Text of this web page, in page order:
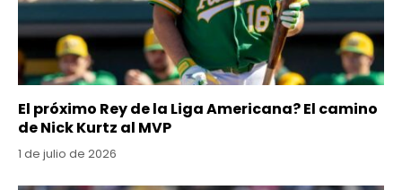
El próximo Rey de la Liga Americana? El camino
de Nick Kurtz al MVP
1 de julio de 2026